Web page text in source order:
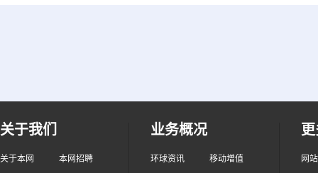
关于我们
关于本网 本网招聘
业务概况
环球资讯 移动增值 网